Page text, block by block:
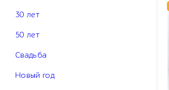
30 лет
50 лет
Свадьба
Новый год